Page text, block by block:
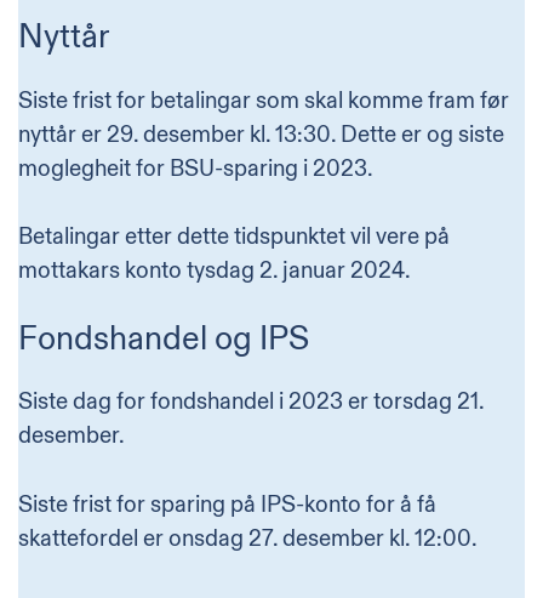
Nyttår
Siste frist for betalingar som skal komme fram før
nyttår er 29. desember kl. 13:30. Dette er og siste
moglegheit for BSU-sparing i 2023.
Betalingar etter dette tidspunktet vil vere på
mottakars konto tysdag 2. januar 2024.
Fondshandel og IPS
Siste dag forfondshandel i 2023 er torsdag 21.
desember.
Siste frist for sparing på IPS-konto for å få
skattefordel er onsdag 27. desember kl. 12:00.